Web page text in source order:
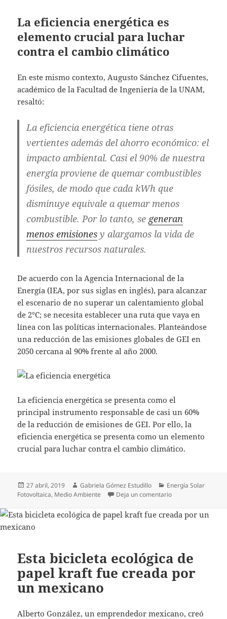
La eficiencia energética es
elemento crucial para luchar
contra el cambio climático
En este mismo contexto, Augusto Sánchez Cifuentes,
académico de la Facultad de Ingeniería de la UNAM,
resaltó:
La eficiencia energética tiene otras
vertientes además del ahorro económico: el
impacto ambiental. Casi el 90% de nuestra
energía proviene de quemar combustibles
fósiles, de modo que cada kWh que
disminuye equivale a quemar menos
combustible. Por lo tanto, segeneran
menos emisiones y alargamos la vida de
nuestros recursos naturales.
De acuerdo con la Agencia Internacional de la
Energía (IEA, por sus siglas en inglés), para alcanzar
el escenario de no superar un calentamiento global
de 2°C; se necesita establecer una ruta que vaya en
línea con las políticas internacionales. Planteándose
una reducción de las emisiones globales de GEI en
2050 cercana al 90% frente al año 2000.
La eficiencia energética se presenta como el
principal instrumento responsable de casi un 60%
de la reducción de emisiones de GEI. Por ello, la
eficiencia energética se presenta como un elemento
crucial para luchar contra el cambio climático.
Publicado
el
27 abril, 2019 Autor
Gabriela Gómez Estudillo Categorías
Energía Solar
Fotovoltaica, Medio Ambiente Deja un comentarioen La eficiencia
Esta bicicleta ecológica de
papel kraft fue creada por
un mexicano
Alberto González, un emprendedor mexicano, creó